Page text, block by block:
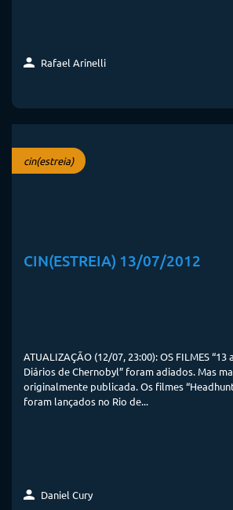
Rafael Arinelli
cin(estreia)
CIN(ESTREIA) 13/07/2012
ATUALIZAÇÃO (12/07, 23:00): OS FILMES “13
Diários de Chernobyl” foram adiados. Mas
originalmente publicada. Os filmes
foram lançados no Rio de...
Daniel Cury